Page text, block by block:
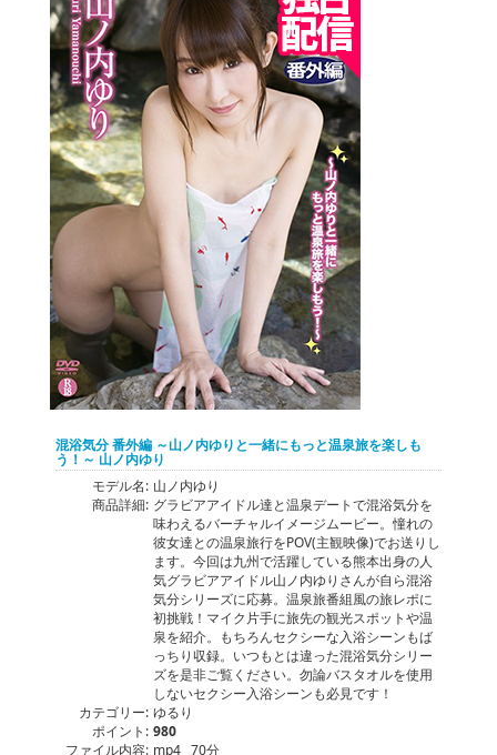
混浴気分 番外編 ～山ノ内ゆりと一緒にもっと温泉旅を楽しも
う！～ 山ノ内ゆり
モデル名: 山ノ内ゆり
商品詳細: グラビアアイドル達と温泉デートで混浴気分を
味わえるバーチャルイメージムービー。憧れの
彼女達との温泉旅行をPOV(主観映像)でお送りし
ます。今回は九州で活躍している熊本出身の人
気グラビアアイドル山ノ内ゆりさんが自ら混浴
気分シリーズに応募。温泉旅番組風の旅レポに
初挑戦！マイク片手に旅先の観光スポットや温
泉を紹介。もちろんセクシーな入浴シーンもば
っちり収録。いつもとは違った混浴気分シリー
ズを是非ご覧ください。勿論バスタオルを使用
しないセクシー入浴シーンも必見です！
カテゴリー: ゆるり
ポイント: 980
ファイル内容: mp4 70分